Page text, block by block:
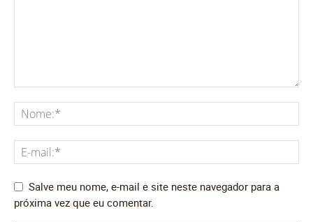
Salve meu nome, e-mail e site neste navegador para a
próxima vez que eu comentar.